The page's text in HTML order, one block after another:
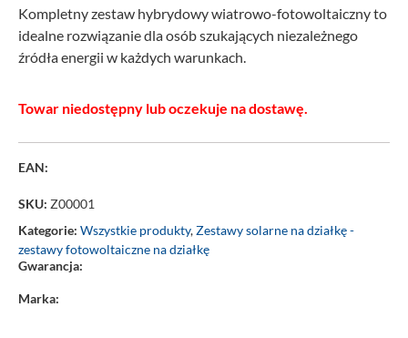
Kompletny zestaw hybrydowy wiatrowo-fotowoltaiczny to
idealne rozwiązanie dla osób szukających niezależnego
źródła energii w każdych warunkach.
Towar niedostępny lub oczekuje na dostawę.
EAN:
SKU: Z00001
Kategorie: Wszystkie produkty,Zestawy solarne na działkę -
zestawy fotowoltaiczne na działkę
Gwarancja:
Marka: